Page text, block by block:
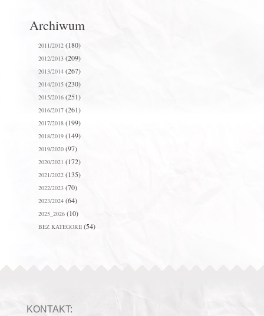
Archiwum
2011/2012(180)
2012/2013(209)
2013/2014(267)
2014/2015(230)
2015/2016(251)
2016/2017(261)
2017/2018(199)
2018/2019(149)
2019/2020(97)
2020/2021 (172)
2021/2022(135)
2022/2023(70)
2023/2024(64)
2025_2026(10)
BEZ KATEGORII(54)
KONTAKT: